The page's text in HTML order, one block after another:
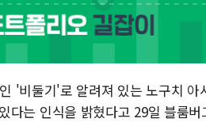
아바코, 2분기 매출 120억원
'비둘기'로 알려져 있는 노구치 아
다는 인식을 밝혔다고 29일 블룸